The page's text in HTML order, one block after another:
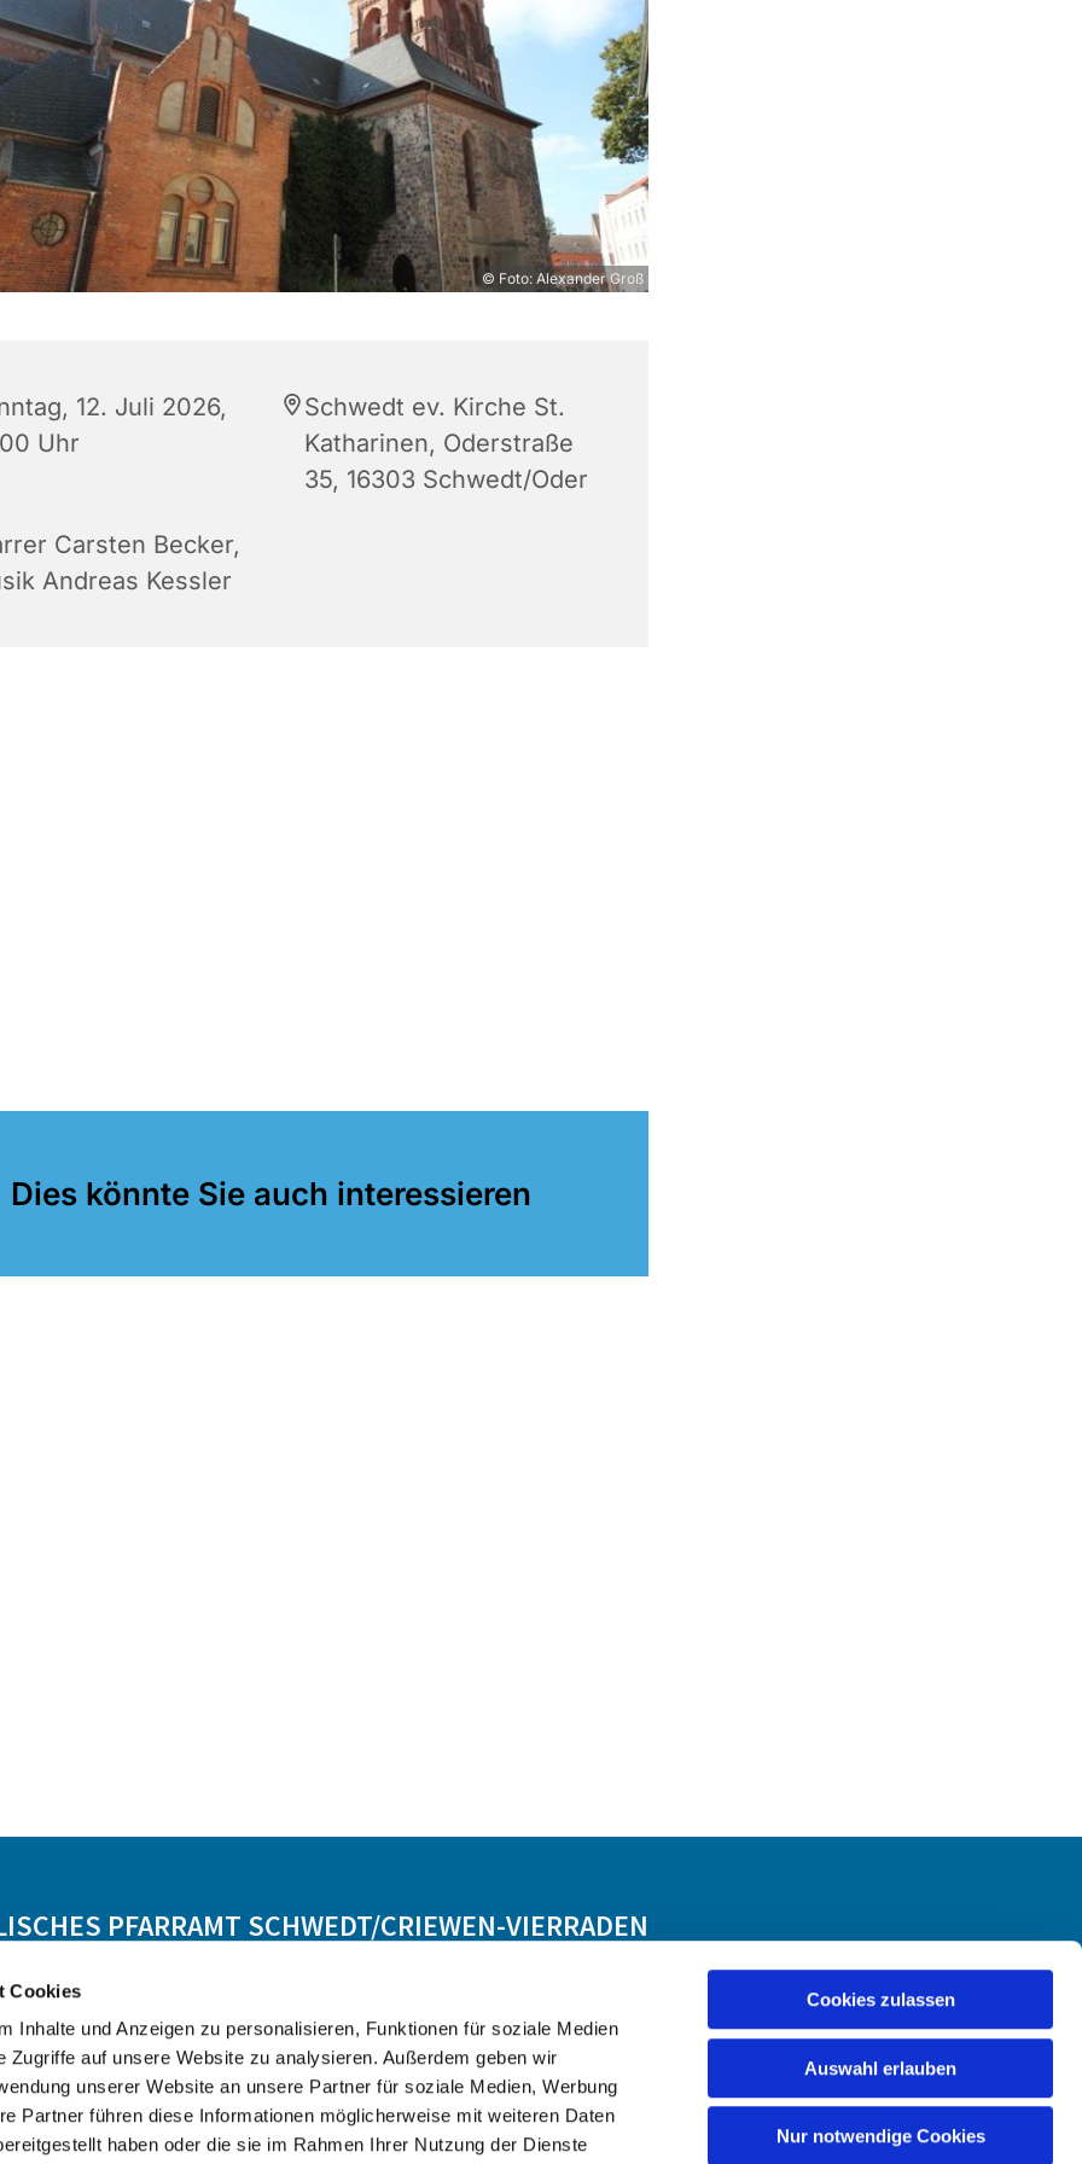
Cookies
Inhalte und Anzeigen zu personalisieren, Funktionen für soziale Medien
Zugriffe auf unsere Website zu analysieren. Außerdem geben wir
unserer Website an unsere Partner für soziale Medien, Werbung
Partner führen diese Informationen möglicherweise mit weiteren Daten
haben oder die sie im Rahmen Ihrer Nutzung der Dienste
Cookies zulassen
Auswahl erlauben
Nur notwendige Cookies
© Foto: Alexander Groß
12. Juli 2026,
Uhr
Schwedt ev. Kirche St.
Katharinen, Oderstraße
35, 16303 Schwedt/Oder
Carsten Becker,
Andreas Kessler
Dies könnte Sie auch interessieren
PFARRAMT SCHWEDT/CRIEWEN-VIERRADEN
Lebensbegleitung